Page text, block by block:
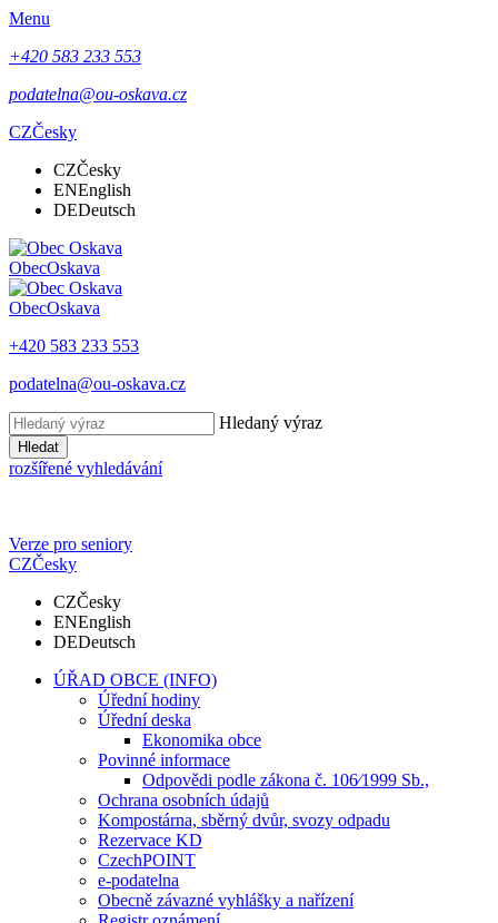
Menu
+420 583 233 553
podatelna@ou-oskava.cz
CZČesky
CZČesky
ENEnglish
DEDeutsch
ObecOskava
ObecOskava
+420 583 233 553
podatelna@ou-oskava.cz
Hledaný výraz
Hledat
rozšířené vyhledávání
Verze pro seniory
CZČesky
CZČesky
ENEnglish
DEDeutsch
ÚŘAD OBCE (INFO)
Úřední hodiny
Úřední deska
Ekonomika obce
Povinné informace
Odpovědi podle zákona č. 106⁄1999 Sb.,
Ochrana osobních údajů
Kompostárna, sběrný dvůr, svozy odpadu
Rezervace KD
CzechPOINT
e-podatelna
Obecně závazné vyhlášky a nařízení